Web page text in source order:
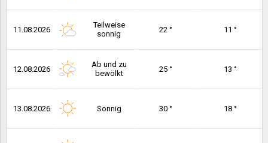
11.08.2026
Teilweise
sonnig
22 ° 11 °
12.08.2026
Ab und zu
bewölkt
25 ° 13 °
13.08.2026 Sonnig 30 ° 18 °